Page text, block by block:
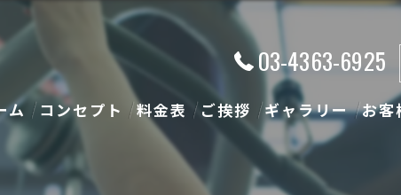
03-4363-6925
ム コンセプト 料金表 ご挨拶 ギャラリー お客